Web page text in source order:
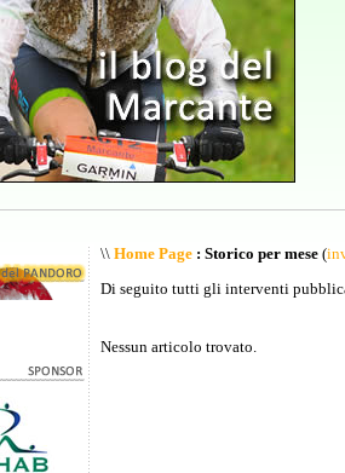
\\ Home Page : Storico per mese (
Di seguito tutti gli interventi
Nessun articolo trovato.